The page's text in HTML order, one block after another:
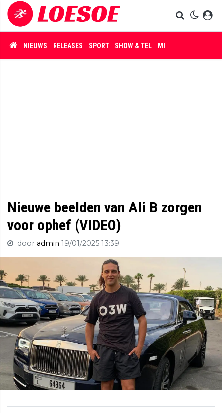
NIEUWS RELEASES SPORT SHOW & TEL MISDAAD
Nieuwe beelden van Ali B zorgen
voor ophef (VIDEO)
door admin 19/01/2025 13:39